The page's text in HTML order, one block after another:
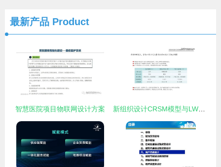
最新产品 Product
智慧医院项目物联网设计方案